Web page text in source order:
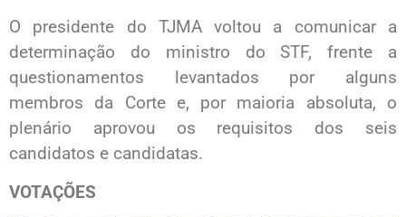
O presidente do TJMA voltou a comunicar a
determinação do ministro do STF, frente a
questionamentos levantados por alguns
membros da Corte e, por maioria absoluta, o
plenário aprovou os requisitos dos seis
candidatos e candidatas.
VOTAÇÕES